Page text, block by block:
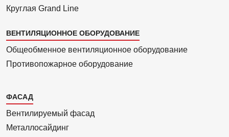
Круглая Grand Line
ВЕНТИЛЯЦИОННОЕ ОБОРУДОВАНИЕ
Общеобменное вентиляционное оборудование
Противопожарное оборудование
Каталог
2
ФАСАД
Вентилиру­емый фасад
Металло­сайдинг